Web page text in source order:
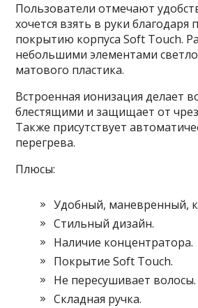
Пользователи отмечают
хочется взять в руки благодаря
покрытию корпуса Soft Touch.
небольшими элементами
матового пластика.
Встроенная ионизация делает
блестящими и защищает от
Также присутствует
перегрева.
Плюсы:
Удобный, маневренный,
Стильный дизайн.
Наличие концентратора.
Покрытие Soft Touch.
Не пересушивает волосы.
Складная ручка.